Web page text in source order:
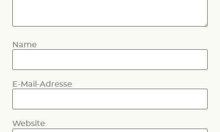
Name
E-Mail-Adresse
Website